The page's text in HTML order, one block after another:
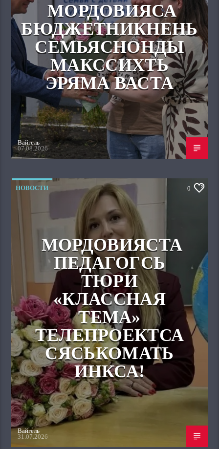
МОРДОВИЯСА
БЮДЖЕТНИКНЕНЬ
СЕМЬЯСНОНДЫ
МАКССИХТЬ
ЭРЯМА ВАСТА
Вайгель
07.08.2026
НОВОСТИ 0
МОРДОВИЯСТА
ПЕДАГОГСЬ
ТЮРИ
«КЛАССНАЯ
ТЕМА»
ТЕЛЕПРОЕКТСА
СЯСЬКОМАТЬ
ИНКСА!
Вайгель
31.07.2026